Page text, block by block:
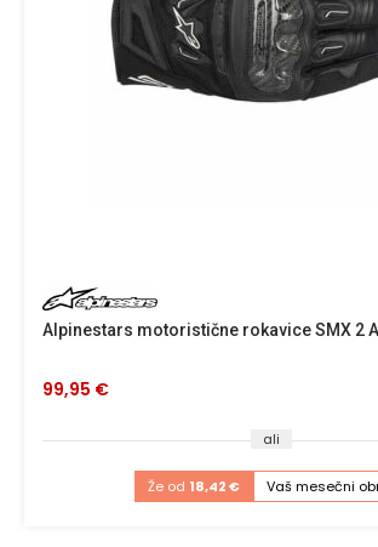
Alpinestars motoristične rokavice SMX 2
99,95 €
ali
Že od 18,42 € Vaš mesečni